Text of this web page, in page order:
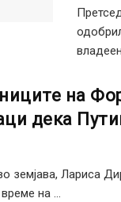
на
дека
земјава, Лариса
на ...